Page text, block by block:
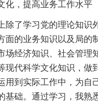
化，提高业务工作水平
除了学习党的理论知识
面的业务知识以及局的
场经济知识、社会管理
现代科学文化知识，做
用到实际工作中，为自
基础。通过学习，我熟